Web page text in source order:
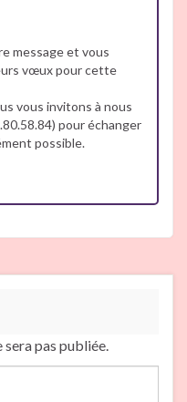
message et vous
vœux pour cette
vous invitons à nous
pour échanger
possible.
pas publiée.